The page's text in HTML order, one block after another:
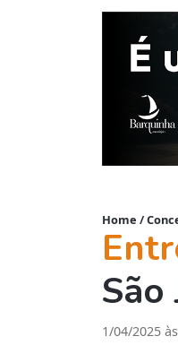
Home /
São
1/04/2025